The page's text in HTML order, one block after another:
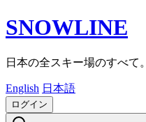
SNOWLINE
日本の全スキー場のすべて。
English 日本語
ログイン